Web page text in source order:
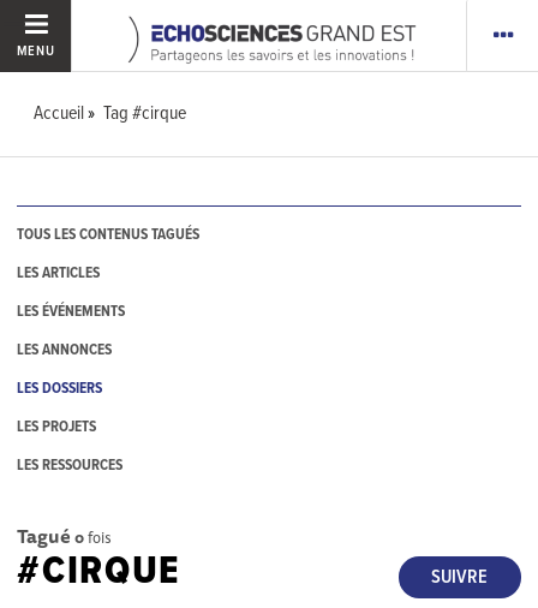
MENU
Accueil Tag #cirque
TOUS LES CONTENUS TAGUÉS
LES ARTICLES
LES ÉVÉNEMENTS
LES ANNONCES
LES DOSSIERS
LES PROJETS
LES RESSOURCES
Tagué 0fois
SUIVRE
#CIRQUE